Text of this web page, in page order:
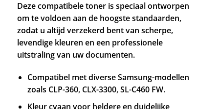
Deze compatibele toner is speciaal ontworpen
om te voldoen aan de hoogste standaarden,
zodat u altijd verzekerd bent van scherpe,
levendige kleuren en een professionele
uitstraling van uw documenten.
Compatibel met diverse Samsung-modellen
zoals CLP-360, CLX-3300, SL-C460 FW.
Kleur cyaan voor heldere en duidelijke